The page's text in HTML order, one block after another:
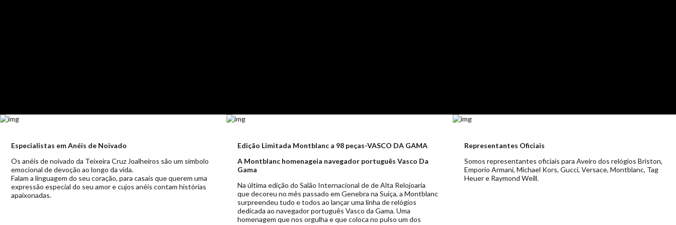
Especialistas em Anéis de Noivado
Os anéis de noivado da Teixeira Cruz Joalheiros são um símbolo
emocional de devoção ao longo da vida.
Falam a linguagem do seu coração, para casais que querem uma
expressão especial do seu amor e cujos anéis contam histórias
apaixonadas.
Edição Limitada Montblanc a 98 peças-VASCO DA GAMA
A Montblanc homenageia navegador português Vasco Da
Gama
Na última edição do Salão Internacional de de Alta Relojoaria
que decoreu no mês passado em Genebra na Suíça, a Montblanc
surpreendeu tudo e todos ao lançar uma linha de relógios
dedicada ao navegador português Vasco da Gama. Uma
homenagem que nos orgulha e que coloca no pulso um dos
Representantes Oficiais
Somos representantes oficiais para Aveiro dos relógios Briston,
Emporio Armani, Michael Kors, Gucci, Versace, Montblanc, Tag
Heuer e Raymond Weill.